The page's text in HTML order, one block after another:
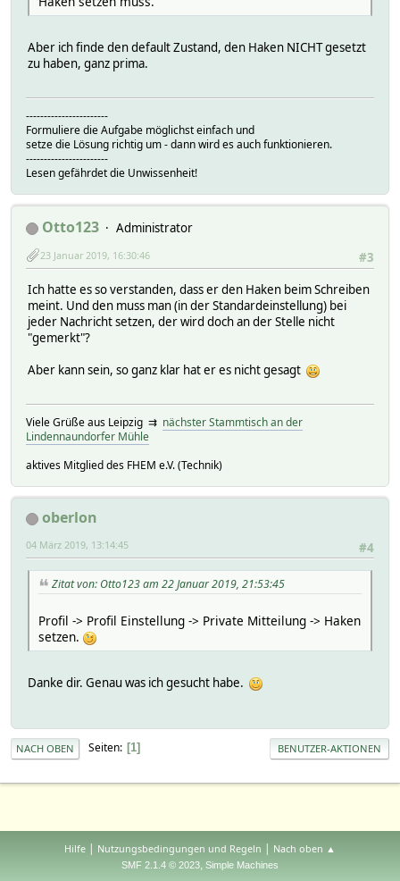
Aber ich finde den default Zustand, den Haken NICHT gesetzt
zu haben, ganz prima.
-----------------------
Formuliere die Aufgabe möglichst einfach und
setze die Lösung richtig um - dann wird es auch funktionieren.
-----------------------
Lesen gefährdet die Unwissenheit!
Otto123
Administrator
#3
23 Januar 2019, 16:30:46
Ich hatte es so verstanden, dass er den Haken beim Schreiben
meint. Und den muss man (in der Standardeinstellung) bei
jeder Nachricht setzen, der wird doch an der Stelle nicht
"gemerkt"?
Aber kann sein, so ganz klar hat er es nicht gesagt
Viele Grüße aus Leipzig ⇉ nächster Stammtisch an der
Lindennaundorfer Mühle
aktives Mitglied des FHEM e.V. (Technik)
oberlon
#4
04 März 2019, 13:14:45
Zitat von: Otto123 am 22 Januar 2019, 21:53:45
Profil -> Profil Einstellung -> Private Mitteilung -> Haken
setzen.
Danke dir. Genau was ich gesucht habe.
NACH OBEN Seiten 1 BENUTZER-AKTIONEN
Hilfe | Nutzungsbedingungen und Regeln | Nach oben ▲
SMF 2.1.4 © 2023, Simple Machines